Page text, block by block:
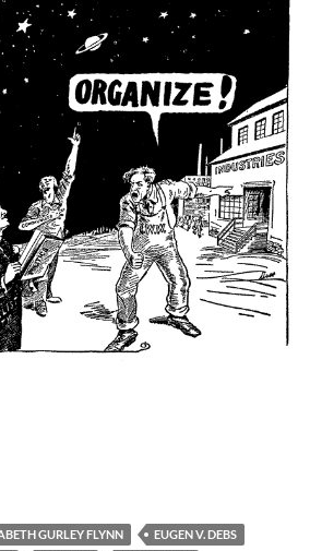
GURLEY FLYNN
EUGEN V. DEBS